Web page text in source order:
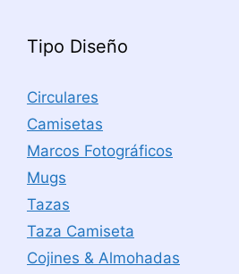
Tipo Diseño
Circulares
Camisetas
Marcos Fotográficos
Mugs
Tazas
Taza Camiseta
Cojines & Almohadas